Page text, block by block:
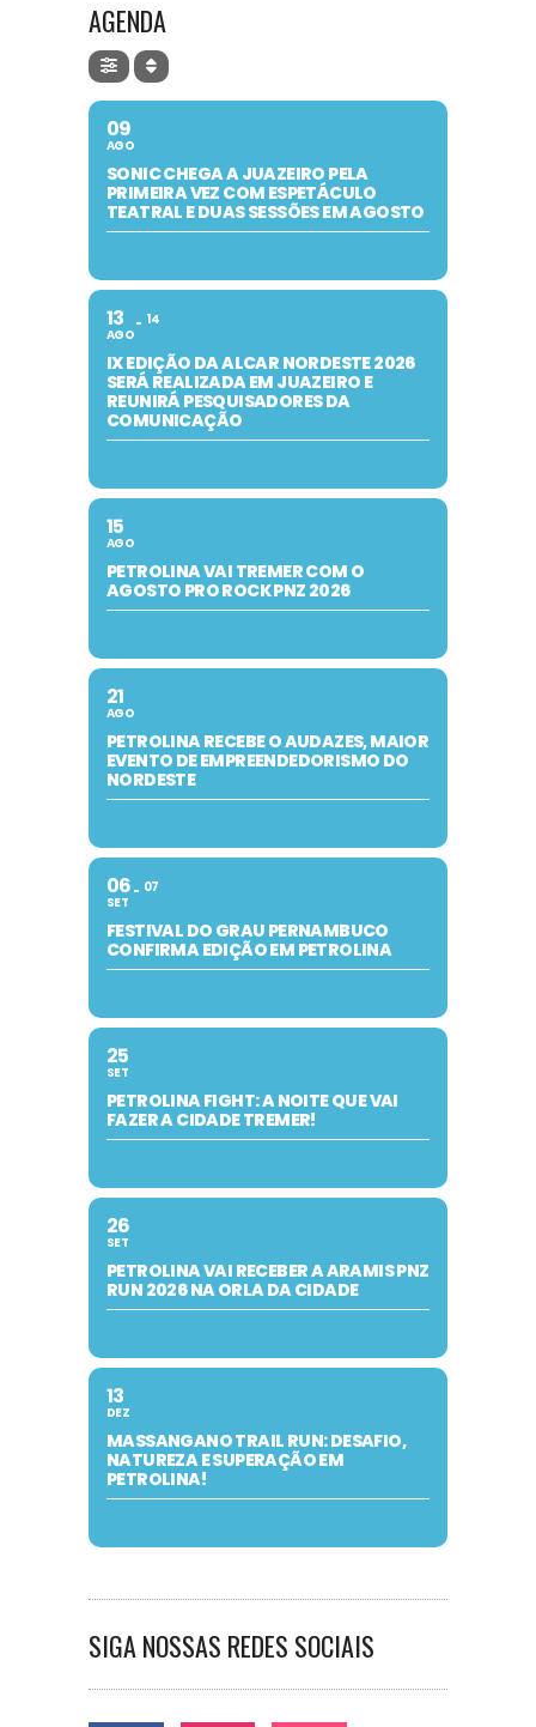
AGENDA
09
AGO
SONIC CHEGA A JUAZEIRO PELA
PRIMEIRA VEZ COM ESPETÁCULO
TEATRAL E DUAS SESSÕES EM AGOSTO
13
AGO
14
IX EDIÇÃO DA ALCAR NORDESTE 2026
SERÁ REALIZADA EM JUAZEIRO E
REUNIRÁ PESQUISADORES DA
COMUNICAÇÃO
15
AGO
PETROLINA VAI TREMER COM O
AGOSTO PRO ROCK PNZ 2026
21
AGO
PETROLINA RECEBE O AUDAZES, MAIOR
EVENTO DE EMPREENDEDORISMO DO
NORDESTE
06
SET
07
FESTIVAL DO GRAU PERNAMBUCO
CONFIRMA EDIÇÃO EM PETROLINA
25
SET
PETROLINA FIGHT: A NOITE QUE VAI
FAZER A CIDADE TREMER!
26
SET
PETROLINA VAI RECEBER A ARAMIS PNZ
RUN 2026 NA ORLA DA CIDADE
13
DEZ
MASSANGANO TRAIL RUN: DESAFIO,
NATUREZA E SUPERAÇÃO EM
PETROLINA!
SIGA NOSSAS REDES SOCIAIS